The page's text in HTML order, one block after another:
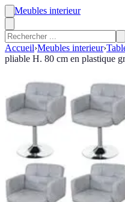
Meubles interieur
Accueil›Meubles interieur›
pliable H. 80 cm en plastique